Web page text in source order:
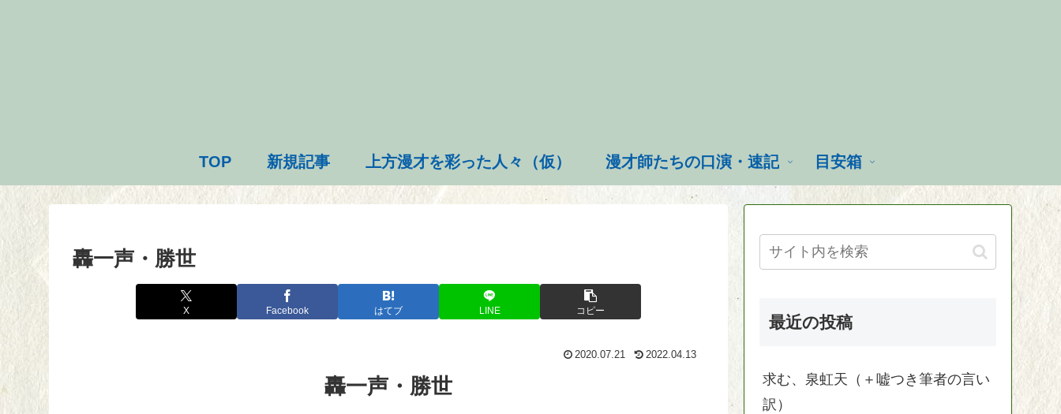
TOP 新規記事 上方漫才を彩った人々（仮） 漫才師たちの口演・速記 目安箱
轟一声・勝世
X Facebook はてブ LINE コピー
2020.07.21 2022.04.13
轟一声・勝世
最近の投稿
求む、泉虹天（＋嘘つき筆者の言い
訳）